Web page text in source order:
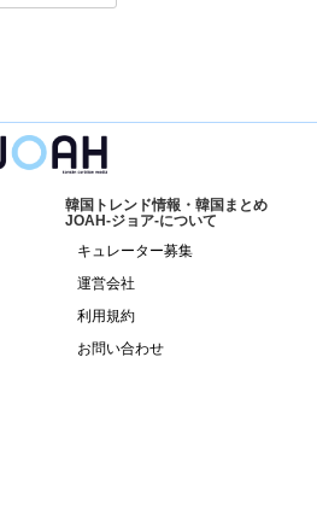
韓国トレンド情報・韓国まとめ
JOAH-ジョア-について
キュレーター募集
運営会社
利用規約
お問い合わせ